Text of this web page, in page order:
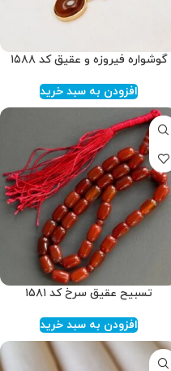
گوشواره فیروزه و عقیق کد ۱۵۸۸
افزودن به سبد خرید
تسبیح عقیق سرخ کد ۱۵۸۱
افزودن به سبد خرید